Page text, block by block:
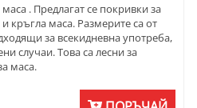
. Предлагат се покривки за
кръгла маса. Размерите са от
за всекидневна употреба,
случаи. Това са лесни за
маса.